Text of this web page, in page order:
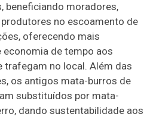
beneficiando moradores,
no escoamento de
oferecendo mais
economia de tempo aos
trafegam no local. Além das
os antigos mata-burros de
substituídos por mata-
dando sustentabilidade aos